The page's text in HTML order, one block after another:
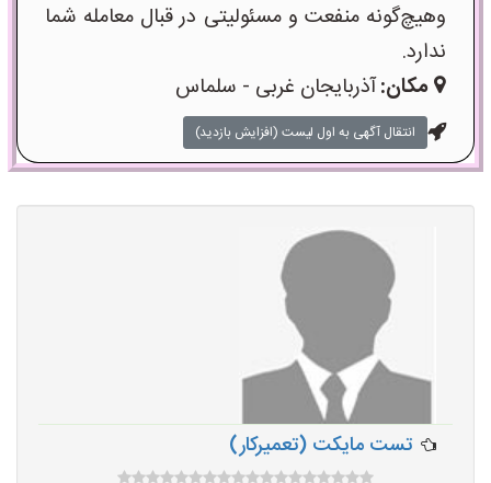
وهیچ‌گونه منفعت و مسئولیتی در قبال معامله شما
ندارد.
مکان:آذربایجان غربی - سلماس
انتقال آگهی به اول لیست (افزایش بازدید)
تست مایکت (تعمیرکار)